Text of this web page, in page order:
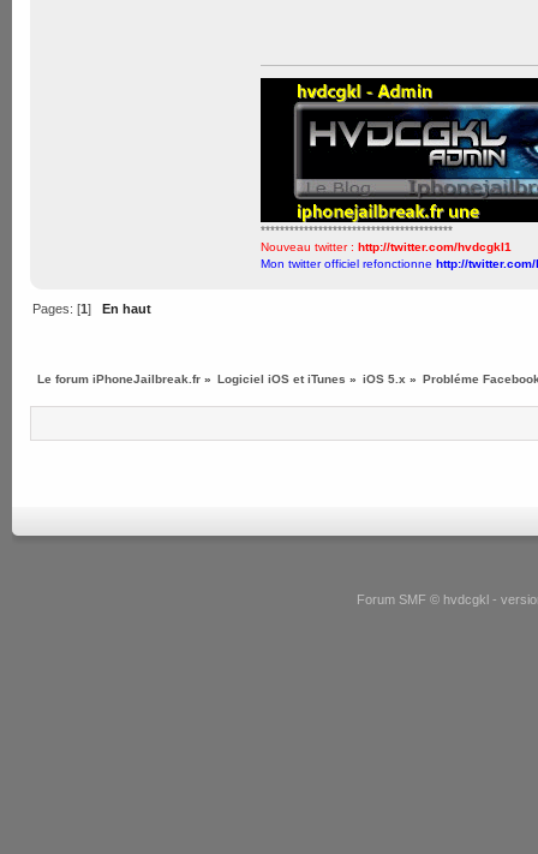
****************************************
Nouveau twitter : http://twitter.com/hvdcgkl1
Mon twitter officiel refonctionne http://
Pages: [1]En haut
Le forum iPhoneJailbreak.fr » Logiciel iOS et iTunes » iOS 5.x » Probléme
Forum SMF © hvdcgkl -